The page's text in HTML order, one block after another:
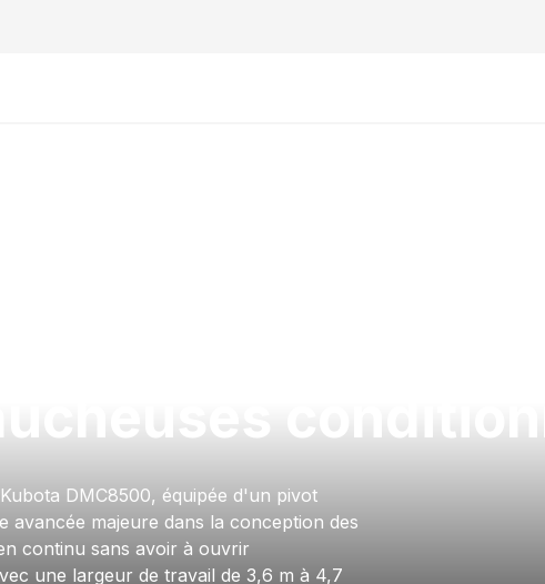
DMC8500, équipée d'un pivot
avancée majeure dans la conception des
continu sans avoir à ouvrir
une largeur de travail de 3,6 m à 4,7